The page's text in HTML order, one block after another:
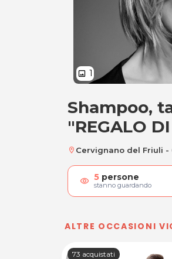
image 1
Shampoo,
"REGALO
location_on Cervignano del Friuli -
visibility 5 persone
stanno guardando
ALTRE OCCASIONI
73 acquistati